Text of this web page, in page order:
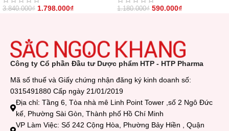
3.840.000₫ 1.798.000₫ 1.180.000₫ 590.000₫
Công ty Cổ phần Đầu tư Dược phẩm HTP - HTP Pharma
Mã số thuế và Giấy chứng nhận đăng ký kinh doanh số:
0315491880 Cấp ngày 21/01/2019
Địa chỉ: Tầng 6, Tòa nhà mê Linh Point Tower ,số 2 Ngô Đức
kế, Phường Sài Gòn, Thành phố Hồ Chí Minh
VP Làm Việc: Số 242 Cộng Hòa, Phường Bảy Hiền , Quận